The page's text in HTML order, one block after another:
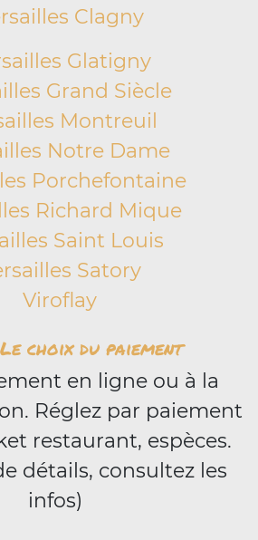
Clagny
Glatigny
Grand Siècle
Montreuil
Notre Dame
Porchefontaine
Richard Mique
Saint Louis
Satory
Viroflay
Le choix du paiement
en ligne ou à la
Réglez par paiement
restaurant, espèces.
détails, consultez les
infos)